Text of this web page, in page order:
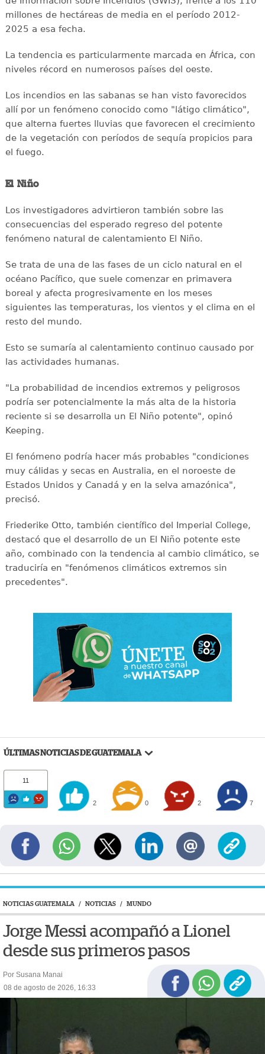
millones de hectáreas de media en el período 2012-
2025 a esa fecha.
La tendencia es particularmente marcada en África, con
niveles récord en numerosos países del oeste.
Los incendios en las sabanas se han visto favorecidos
allí por un fenómeno conocido como "látigo climático",
que alterna fuertes lluvias que favorecen el crecimiento
de la vegetación con períodos de sequía propicios para
el fuego.
El Niño
Los investigadores advirtieron también sobre las
consecuencias del esperado regreso del potente
fenómeno natural de calentamiento El Niño.
Se trata de una de las fases de un ciclo natural en el
océano Pacífico, que suele comenzar en primavera
boreal y afecta progresivamente en los meses
siguientes las temperaturas, los vientos y el clima en el
resto del mundo.
Esto se sumaría al calentamiento continuo causado por
las actividades humanas.
"La probabilidad de incendios extremos y peligrosos
podría ser potencialmente la más alta de la historia
reciente si se desarrolla un El Niño potente", opinó
Keeping.
El fenómeno podría hacer más probables "condiciones
muy cálidas y secas en Australia, en el noroeste de
Estados Unidos y Canadá y en la selva amazónica",
precisó.
Friederike Otto, también científico del Imperial College,
destacó que el desarrollo de un El Niño potente este
año, combinado con la tendencia al cambio climático, se
traduciría en "fenómenos climáticos extremos sin
precedentes".
ÚLTIMAS NOTICIAS DE GUATEMALA
11
2 0 2 7
NOTICIAS GUATEMALA / NOTICIAS / MUNDO
Jorge Messi acompañó a Lionel
desde sus primeros pasos
Por Susana Manai
08 de agosto de 2026, 16:33